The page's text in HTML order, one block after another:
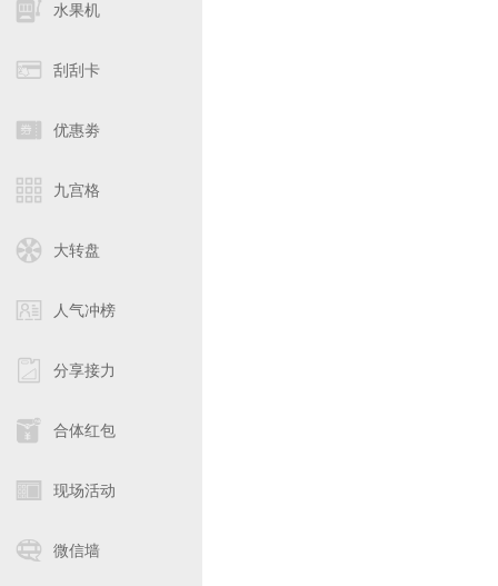
水果机
刮刮卡
优惠劵
九宫格
大转盘
人气冲榜
分享接力
合体红包
现场活动
微信墙